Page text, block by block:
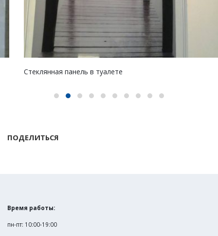
Стеклянная панель в туалете
ПОДЕЛИТЬСЯ
Время работы:
пн-пт: 10:00-19:00